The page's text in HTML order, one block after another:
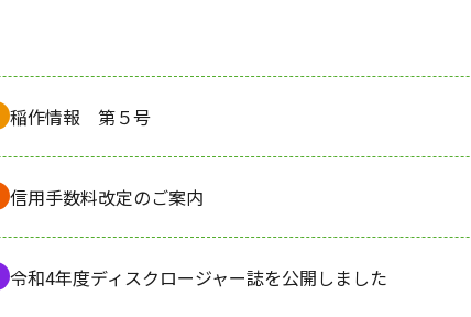
稲作情報 第５号
信用手数料改定のご案内
令和4年度ディスクロージャー誌を公開しました